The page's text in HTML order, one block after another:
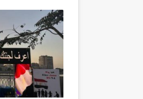
اعرف
لجنتك
الانتخابية
داخل
ممشى
أهل
مصر